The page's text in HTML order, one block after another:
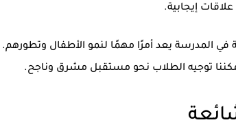
إيجابية.
المدرسة يعد أمرًا مهمًا لنمو الأطفال وتطورهم.
يمكننا توجيه الطلاب نحو مستقبل مشرق وناجح.